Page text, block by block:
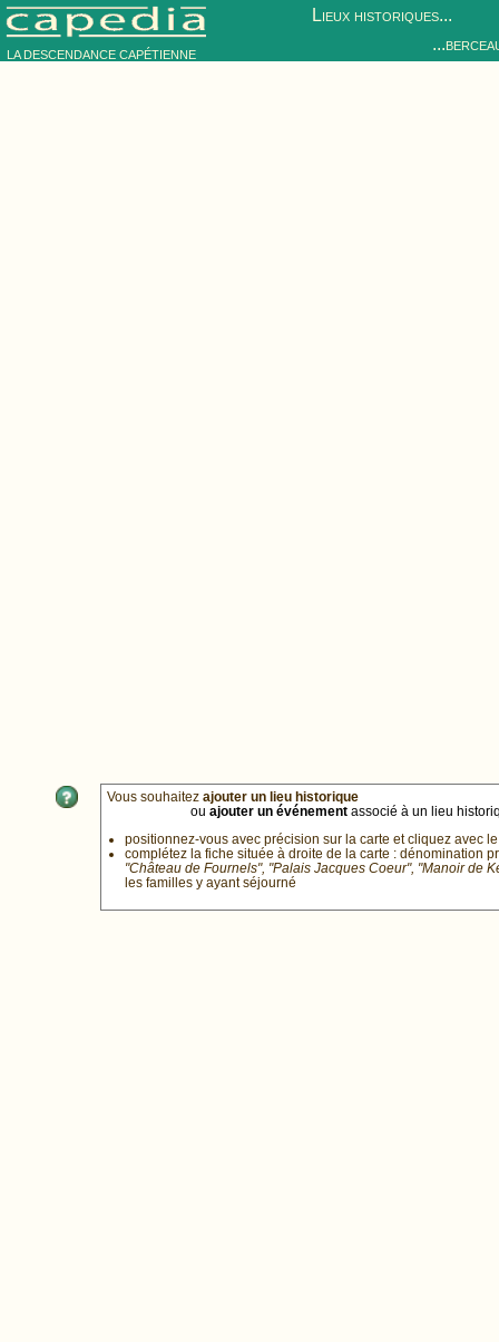
LA DESCENDANCE CAPÉTIENNE
Lieux historiques...
Vous souhaitez ajouter un lieu historique
ou ajouter un événement associé à un lieu
positionnez-vous avec précision sur la carte et cliquez avec
complétez la fiche située à droite de la carte : dénomination
"Château de Fournels", "Palais Jacques Coeur", "Manoir de
les familles y ayant séjourné